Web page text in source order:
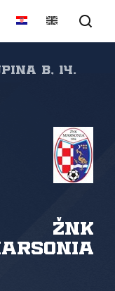
B, 14.
ŽNK